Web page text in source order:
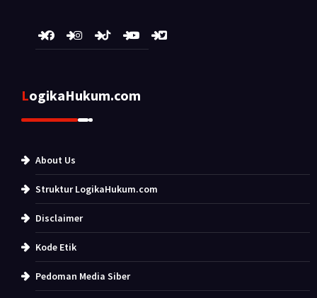
LogikaHukum.com
About Us
Struktur LogikaHukum.com
Disclaimer
Kode Etik
Pedoman Media Siber